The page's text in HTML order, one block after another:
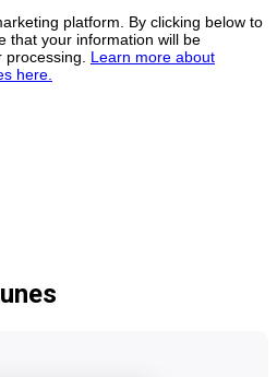
platform. By clicking below to
that your information will be
Learn more about
here.